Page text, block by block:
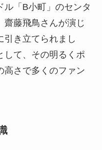
ル「B小町」のセンタ
齋藤飛鳥さんが演じ
引き立てられまし
して、その明るくポ
高さで多くのファン